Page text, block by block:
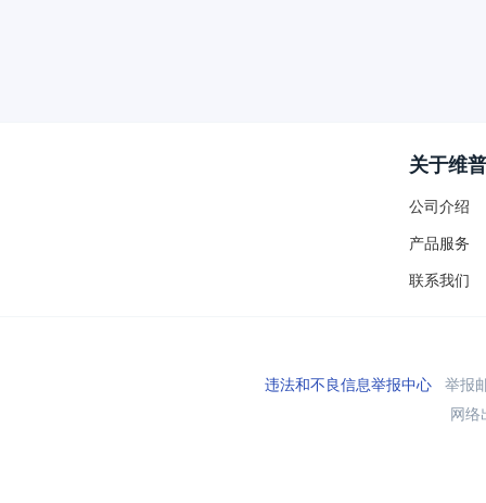
关于维普
公司介绍
产品服务
联系我们
违法和不良信息举报中心举报
网